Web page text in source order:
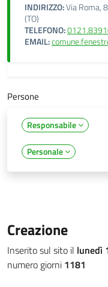
INDIRIZZO:Via Roma,
(TO)
TELEFONO:
EMAIL:
Persone
Responsabile
Personale
Creazione
Inserito sul sito il lunedì
numero giorni 1181